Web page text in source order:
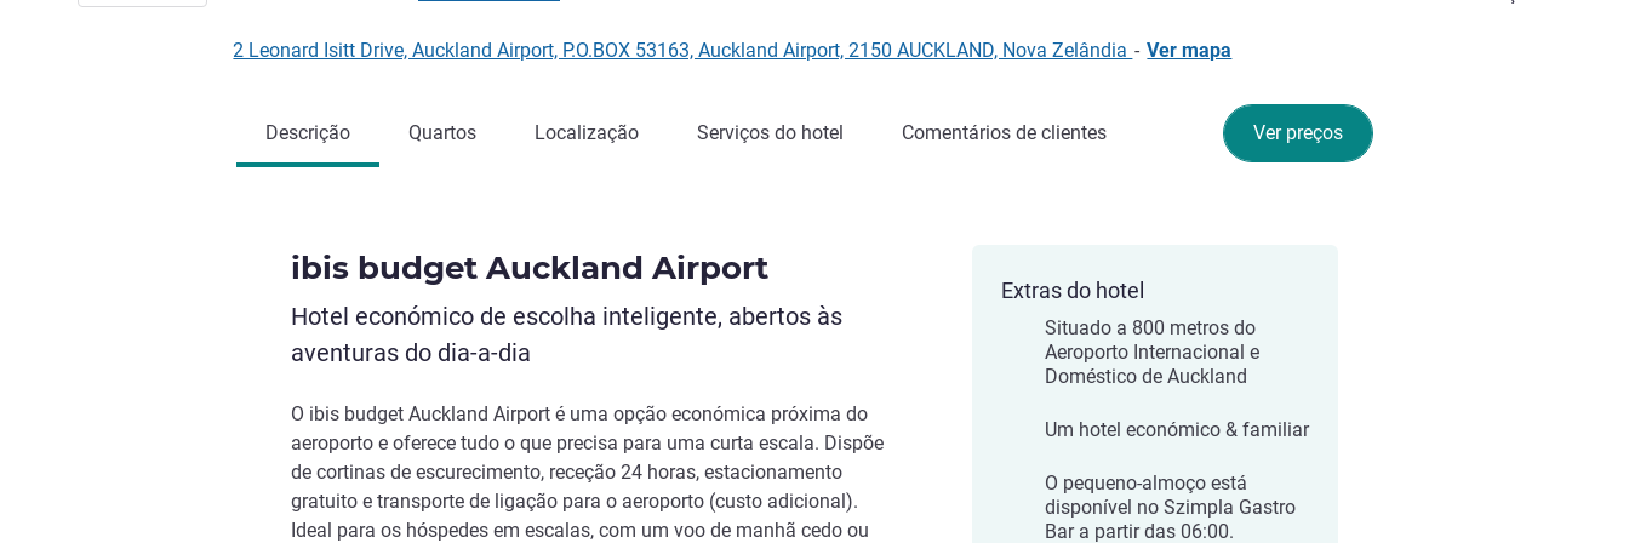
2 Leonard Isitt Drive, Auckland Airport, P.O.BOX 53163, Auckland Airport, 2150 AUCKLAND, Nova Zelândia - Ver mapa
Ver preços
Descrição Quartos Localização Serviços do hotel Comentários de clientes
ibis budget Auckland Airport
Hotel económico de escolha inteligente, abertos às
aventuras do dia-a-dia
O ibis budget Auckland Airport é uma opção económica próxima do
aeroporto e oferece tudo o que precisa para uma curta escala. Dispõe
de cortinas de escurecimento, receção 24 horas, estacionamento
gratuito e transporte de ligação para o aeroporto (custo adicional).
Ideal para os hóspedes em escalas, com um voo de manhã cedo ou
Extras do hotel
Situado a 800 metros do
Aeroporto Internacional e
Doméstico de Auckland
Um hotel económico & familiar
O pequeno-almoço está
disponível no Szimpla Gastro
Bar a partir das 06:00.